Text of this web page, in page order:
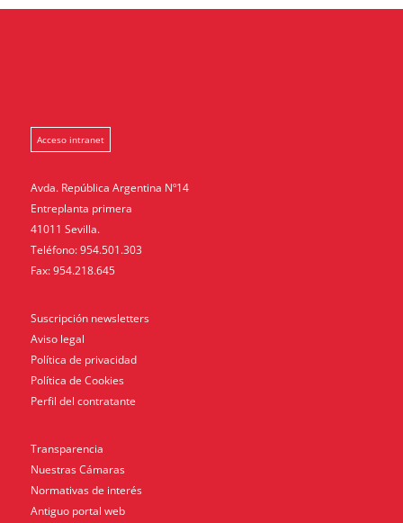
Acceso intranet
Avda. República Argentina Nº14
Entreplanta primera
41011 Sevilla.
Teléfono: 954.501.303
Fax: 954.218.645
Suscripción newsletters
Aviso legal
Política de privacidad
Política de Cookies
Perfil del contratante
Transparencia
Nuestras Cámaras
Normativas de interés
Antiguo portal web